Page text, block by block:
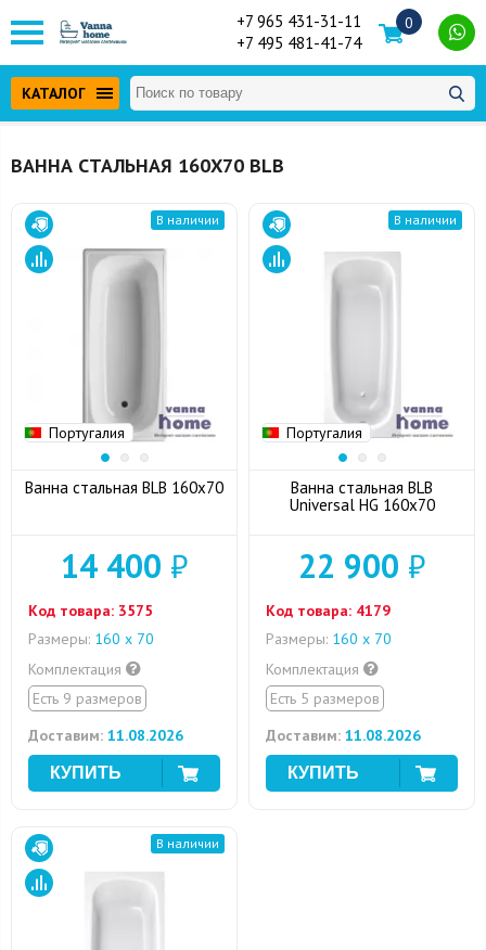
+7 965 431-31-11
+7 495 481-41-74
0
КАТАЛОГ
ВАННА СТАЛЬНАЯ 160Х70 BLB
Португалия
В наличии
Ванна стальная BLB 160x70
14 400 ₽
Код товара: 3575
Размеры: 160 х 70
Комплектация
Есть 9 размеров
Доставим: 11.08.2026
Португалия
В наличии
Ванна стальная BLB
Universal HG 160x70
22 900 ₽
Код товара: 4179
Размеры: 160 х 70
Комплектация
Есть 5 размеров
Доставим: 11.08.2026
В наличии